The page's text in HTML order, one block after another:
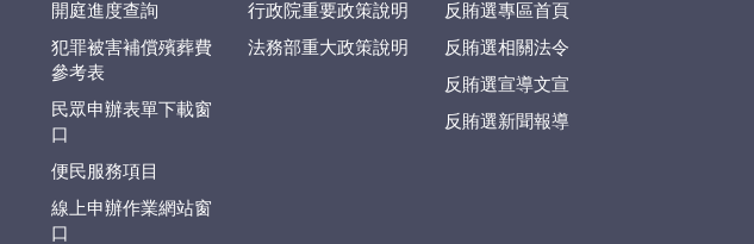
開庭進度查詢
犯罪被害補償殯葬費
參考表
民眾申辦表單下載窗
口
便民服務項目
線上申辦作業網站窗
口
行政院重要政策說明
法務部重大政策說明
反賄選專區首頁
反賄選相關法令
反賄選宣導文宣
反賄選新聞報導